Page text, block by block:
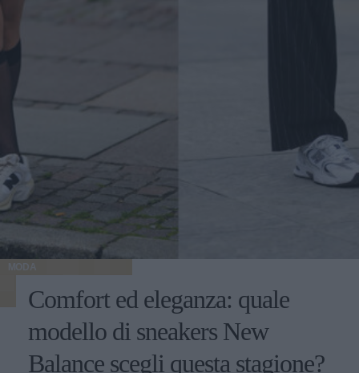
MODA
Comfort ed eleganza: quale
modello di sneakers New
Balance scegli questa stagione?